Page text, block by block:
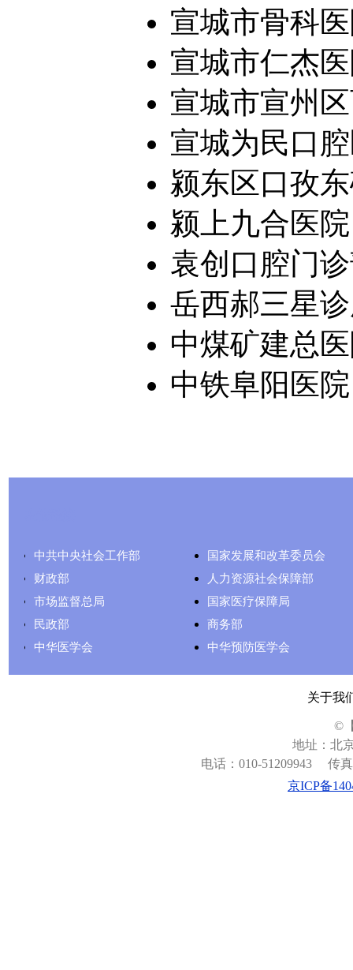
宣城市骨科
宣城市仁杰
宣城市宣州
宣城为民口
颍东区口孜
颍上九合医院
袁创口腔门
岳西郝三星
中煤矿建总
中铁阜阳医院
中共中央社会工作部
国家发展和改革委员会
财政部
人力资源社会保障部
市场监督总局
国家医疗保障局
民政部
商务部
中华医学会
中华预防医学会
关于我
©
地址：北
电话：010-51209943
传
京ICP备